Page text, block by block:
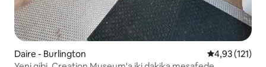
Daire - Burlington 5 üzerinden
4,93 (121)